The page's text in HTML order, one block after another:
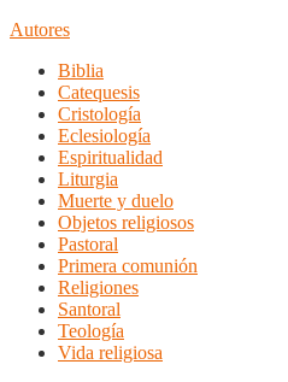
Autores
Biblia
Catequesis
Cristología
Eclesiología
Espiritualidad
Liturgia
Muerte y duelo
Objetos religiosos
Pastoral
Primera comunión
Religiones
Santoral
Teología
Vida religiosa